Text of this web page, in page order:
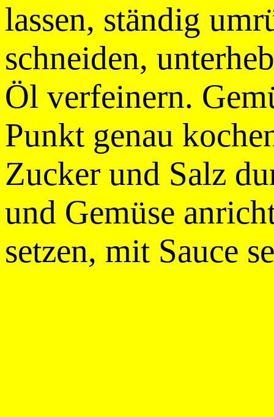
lassen, ständig
schneiden,
Öl verfeinern.
Punkt genau
Zucker und Salz
und Gemüse
setzen, mit Sauce